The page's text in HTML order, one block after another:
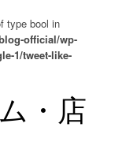
type bool in
official/wp-
1/tweet-like-
・店